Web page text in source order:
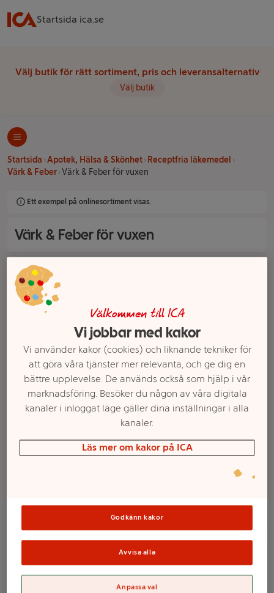
Startsida ica.se
Välj butik för rätt sortiment, pris och leveransalternativ
Välj butik
Startsida Apotek, Hälsa & Skönhet
Receptfria läkemedel
Värk & Feber Värk & Feber för vuxen
Ett exempel på onlinesortiment visas.
Värk & Feber för vuxen
Filter
Barn 5-40kg 24mg/ml
100ml Alvedon
Välj butik Välj butik
Välkommen till ICA
Vi jobbar med kakor
Vi använder kakor (cookies) och liknande tekniker för
att göra våra tjänster mer relevanta, och ge dig en
bättre upplevelse. De används också som hjälp i vår
marknadsföring. Besöker du någon av våra digitala
kanaler i inloggat läge gäller dina inställningar i alla
kanaler.
Läs mer om kakor på ICA
Godkänn kakor
Avvisa alla
Anpassa val